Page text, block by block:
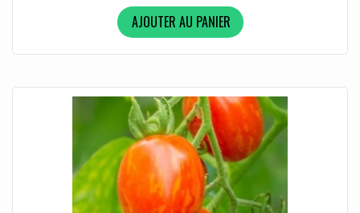
AJOUTER AU PANIER